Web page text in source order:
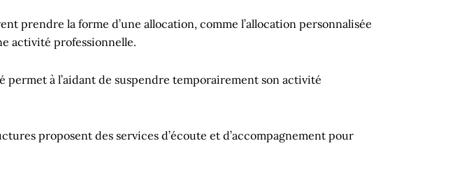
prendre la forme d’une allocation, comme l’allocation personnalisée
activité professionnelle.
permet à l’aidant de suspendre temporairement son activité
proposent des services d’écoute et d’accompagnement pour